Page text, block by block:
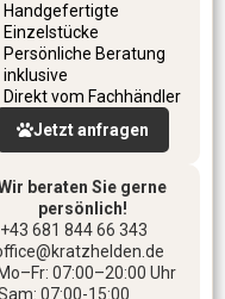
Handgefertigte
Einzelstücke
Persönliche Beratung
inklusive
Direkt vom Fachhändler
Jetzt anfragen
beraten Sie gerne
persönlich!
681 844 66 343
@kratzhelden.de
07:00–20:00 Uhr
07:00-15:00